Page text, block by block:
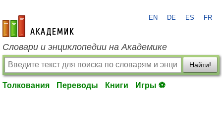
academic.ru
EN DE ES FR
Словари и энциклопедии на Академике
Найти!
Толкования Переводы Книги Игры ⚽